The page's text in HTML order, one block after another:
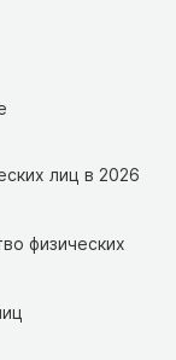
лиц в 2026
физических